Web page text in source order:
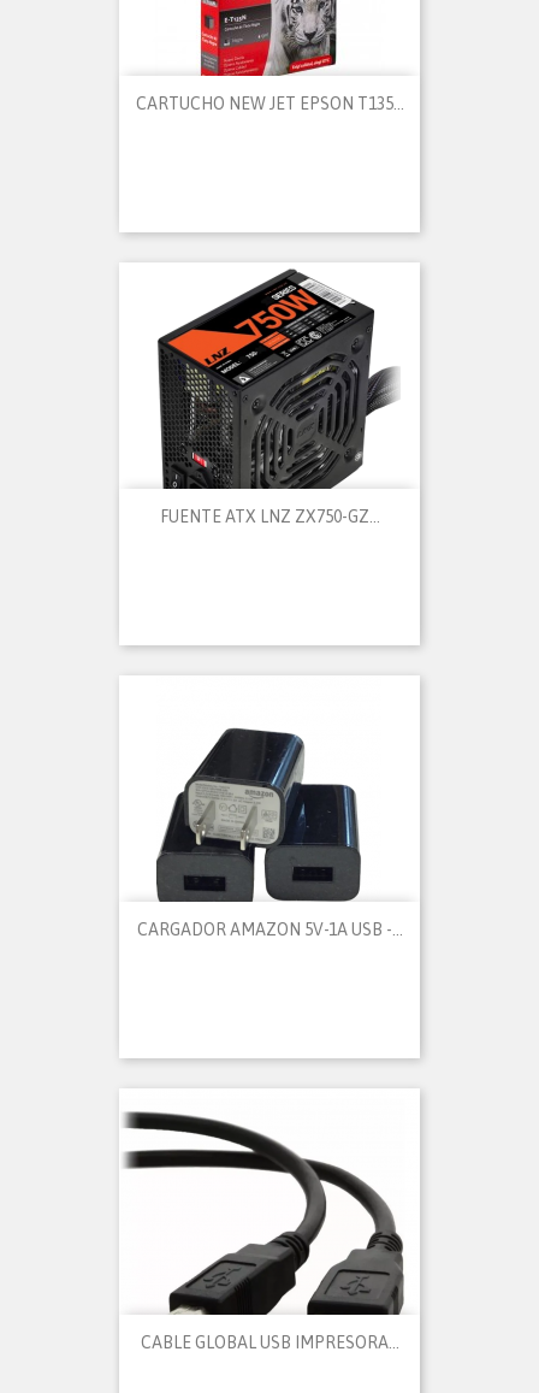
CARTUCHO NEW JET EPSON T135...
FUENTE ATX LNZ ZX750-GZ...
CARGADOR AMAZON 5V-1A USB -...
CABLE GLOBAL USB IMPRESORA...